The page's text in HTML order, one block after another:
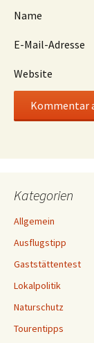
Name
E-Mail-Adresse
Website
Kategorien
Allgemein
Ausflugstipp
Gaststättentest
Lokalpolitik
Naturschutz
Tourentipps